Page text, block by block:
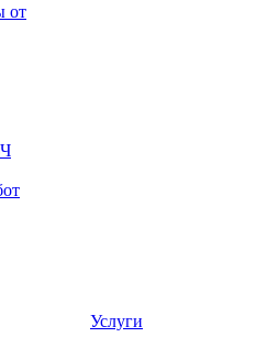
от
Услуги